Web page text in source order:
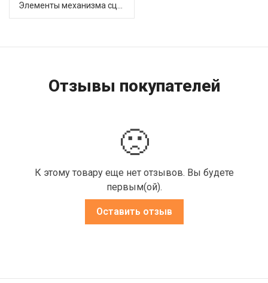
Элементы механизма сцепления (10)
Отзывы покупателей
🙁
К этому товару еще нет отзывов. Вы будете
первым(ой).
Оставить отзыв